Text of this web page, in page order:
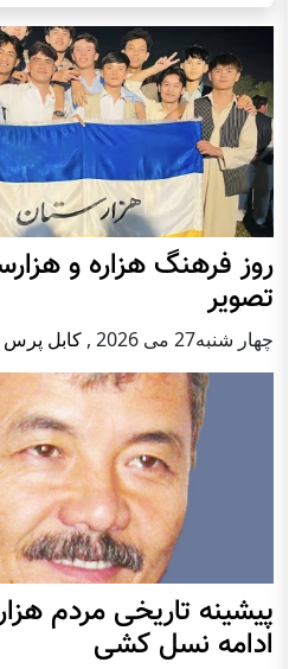
روز فرهنگ هزاره و
تصویر
چهار شنبه27 می 2026 , کابل پرس
پيشينه تاريخی مردم
ادامه نسل کشی